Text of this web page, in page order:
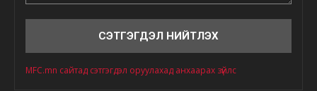
MFC.mn сайтад сэтгэгдэл оруулахад анхаарах зүйлс